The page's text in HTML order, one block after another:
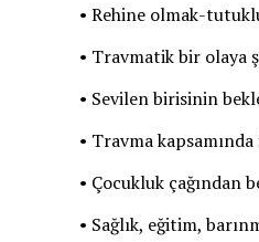
• Rehine olmak-
• Travmatik bir olaya
• Sevilen birisinin
• Travma
• Çocukluk çağından
• Sağlık, eğitim,